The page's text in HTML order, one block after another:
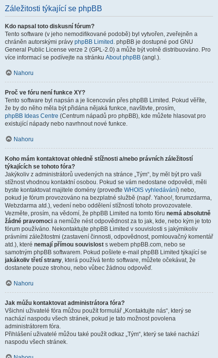
Záležitosti týkající se phpBB
Kdo napsal toto diskusní fórum?
Tento software (v jeho nemodifikované podobě) byl vytvořen, zveřejněn a
chráněn autorskými právy phpBB Limited . phpBB je dostupné pod GNU
General Public License verze 2 (GPL-2.0) a může být volně distribuováno. Pro
více informací se podívejte na stránku About phpBB (angl.).
Nahoru
Proč ve fóru není funkce XY?
Tento software byl napsán a je licencován přes phpBB Limited. Pokud věříte,
že by do něho měla být přidána nějaká funkce, navštivte, prosím,
phpBB Ideas Centre (Centrum nápadů pro phpBB), kde můžete hlasovat pro
existující nápady nebo navrhnout nové funkce.
Nahoru
Koho mám kontaktovat ohledně stížnosti a/nebo právních záležitostí
týkajících se tohoto fóra?
Jakýkoliv z administrátorů uvedených na stránce „Tým“, by měl být pro vaši
stížnost vhodnou kontaktní osobou. Pokud se vám nedostane odpovědi, měli
byste kontaktovat majitele domény (proveďte WHOIS vyhledávání) nebo,
pokud je fórum provozováno na bezplatné službě (např. Yahoo!, forumzdarma,
Webzdarma atd.), vedení nebo oddělení stížností tohoto provozovatele.
Vezměte, prosím, na vědomí, že phpBB Limited na tomto fóru nemá absolutně
žádné pravomoci a nemůže nést odpovědnost za to jak, kde, nebo kým je toto
fórum používáno. Nekontaktujte phpBB Limited v souvislosti s jakýmikoliv
právními záležitostmi (zastavení činnosti, odpovědnost, pomlouvačný komentář
atd.), které nemají přímou souvislost s webem phpBB.com, nebo se
samotným phpBB softwarem. Pokud pošlete e-mail phpBB Limited týkající se
jakákoliv třetí strany, která používá tento software, můžete očekávat, že
dostanete pouze strohou, nebo vůbec žádnou odpověď.
Nahoru
Jak můžu kontaktovat administrátora fóra?
Všichni uživatelé fóra můžou použít formulář „Kontaktujte nás“, který se
nachází naspodu všech stránek, pokud je tato možnost povolena
administrátorem fóra.
Přihlášení uživatelé můžou také použít odkaz „Tým“, který se také nachází
naspodu všech stránek.